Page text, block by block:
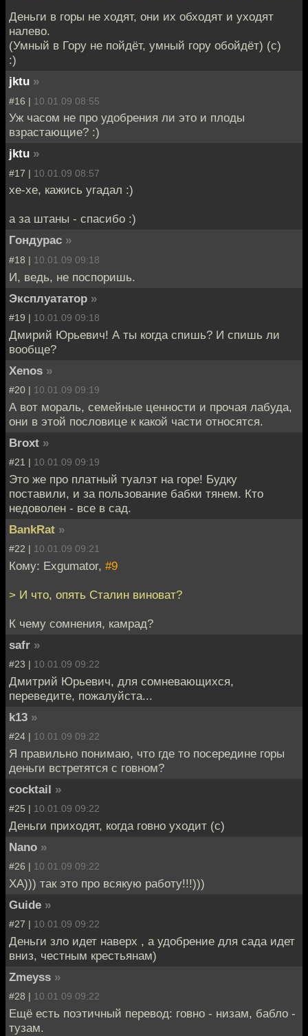
Деньги в горы не ходят, они их обходят и уходят
налево.
(Умный в Гору не пойдёт, умный гору обойдёт) (с)
:)
jktu »
#16 | 10.01.09 08:55
Уж часом не про удобрения ли это и плоды
взрастающие? :)
jktu »
#17 | 10.01.09 08:57
хе-хе, кажись угадал :)
а за штаны - спасибо :)
Гондурас »
#18 | 10.01.09 09:18
И, ведь, не поспоришь.
Эксплуататор »
#19 | 10.01.09 09:18
Дмирий Юрьевич! А ты когда спишь? И спишь ли
вообще?
Xenos »
#20 | 10.01.09 09:19
А вот мораль, семейные ценности и прочая лабуда,
они в этой пословице к какой части относятся.
Broxt »
#21 | 10.01.09 09:19
Это же про платный туалэт на горе! Будку
поставили, и за пользование бабки тянем. Кто
недоволен - все в сад.
BankRat »
#22 | 10.01.09 09:21
Кому: Exgumator, #9
> И что, опять Сталин виноват?
К чему сомнения, камрад?
safr »
#23 | 10.01.09 09:22
Дмитрий Юрьевич, для сомневающихся,
переведите, пожалуйста...
k13 »
#24 | 10.01.09 09:22
Я правильно понимаю, что где то посередине горы
деньги встретятся с говном?
cocktail »
#25 | 10.01.09 09:22
Деньги приходят, когда говно уходит (с)
Nano »
#26 | 10.01.09 09:22
ХА))) так это про всякую работу!!!)))
Guide »
#27 | 10.01.09 09:22
Деньги зло идет наверх , а удобрение для сада идет
вниз, честным крестьянам)
Zmeyss »
#28 | 10.01.09 09:22
Ещё есть поэтичный перевод: говно - низам, бабло -
тузам.